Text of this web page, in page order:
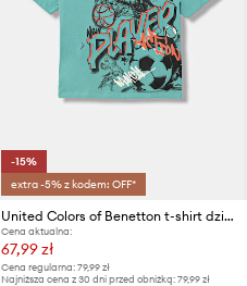
-15%
extra -5% z kodem: OFF*
United Colors of Benetton t-shirt dziecięcy bawełniany
Cena aktualna:
67,99 zł
Cena regularna: 79,99 zł
Najniższa cena z 30 dni przed obniżką: 79,99 zł